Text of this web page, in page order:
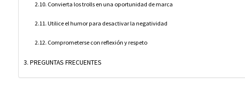
Convierta los trolls en una oportunidad de marca
Utilice el humor para desactivar la negatividad
Comprometerse con reflexión y respeto
PREGUNTAS FRECUENTES